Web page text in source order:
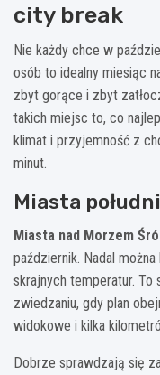
city break
Nie każdy chce w
osób to idealny miesiąc
zbyt gorące i zbyt
takich miejsc to, co
klimat i przyjemność z
minut.
Miasta
Miasta nad Morzem
październik. Nadal
skrajnych temperatur. To
zwiedzaniu, gdy plan
widokowe i kilka
Dobrze sprawdzają się